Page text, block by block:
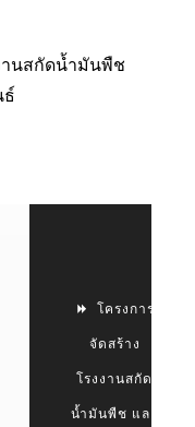
านสกัดน้ำมันพืช
ธ์
โครงการ
จัดสร้าง
โรงงานสกัด
น้ำมันพืช และ